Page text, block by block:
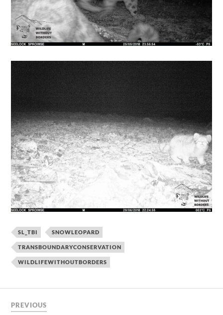
SL_TBI SNOWLEOPARD
TRANSBOUNDARYCONSERVATION
WILDLIFEWITHOUTBORDERS
PREVIOUS